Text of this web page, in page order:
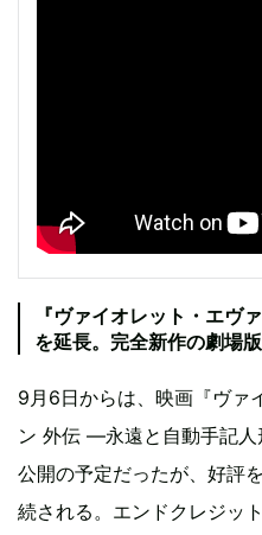
『ヴァイオレット・エヴ
を延長。完全新作の劇場
9月6日からは、映画『ヴァ
ン 外伝 ―永遠と自動手記
公開の予定だったが、好評
続される。エンドクレジッ